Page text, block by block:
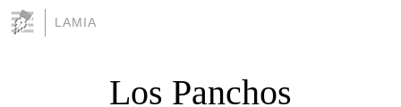
LAMIA
Los Panchos